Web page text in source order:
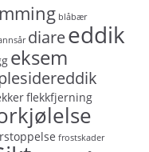
blåbær
diareeddik
eksem
flekkfjerning
frostskader